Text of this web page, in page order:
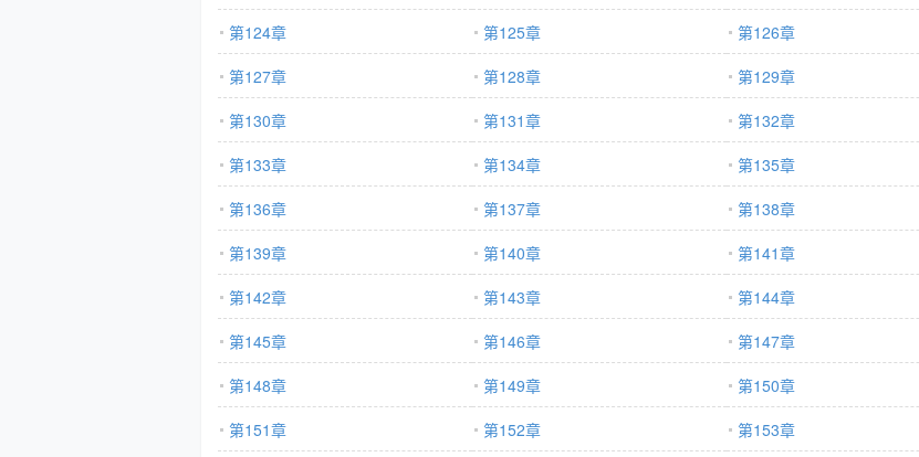
第124章
第125章
第126章
第127章
第128章
第129章
第130章
第131章
第132章
第133章
第134章
第135章
第136章
第137章
第138章
第139章
第140章
第141章
第142章
第143章
第144章
第145章
第146章
第147章
第148章
第149章
第150章
第151章
第152章
第153章